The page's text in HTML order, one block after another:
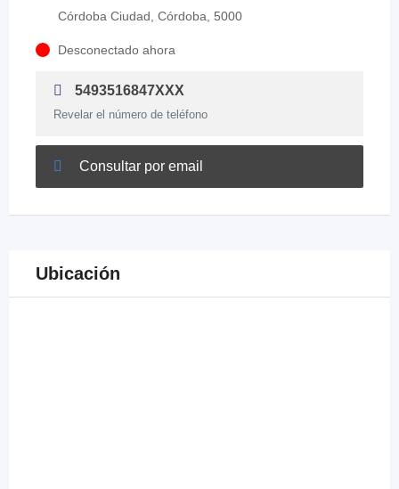
Córdoba Ciudad, Córdoba, 5000
Desconectado ahora
5493516847XXX
Revelar el número de teléfono
Consultar por email
Ubicación